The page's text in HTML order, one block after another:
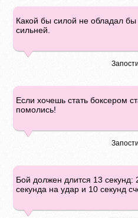
Какой бы силой не обладал бы
сильней.
Если хочешь стать боксером
помолись!
Бой должен длится 13 секунд:
секунда на удар и 10 секунд